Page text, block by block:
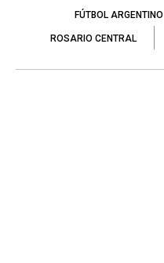
FÚTBOL ARGENTINO
ROSARIO CENTRAL